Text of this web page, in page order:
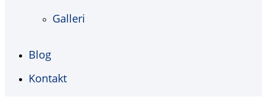
Galleri
Blog
Kontakt